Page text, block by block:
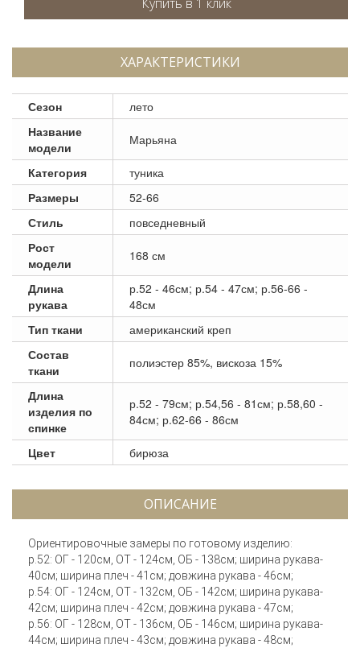
ХАРАКТЕРИСТИКИ
Сезон
лето
Название
модели
Марьяна
Категория
туника
Размеры
52-66
Стиль
повседневный
Рост
модели
168 см
Длина
рукава
р.52 - 46см; р.54 - 47см; р.56-66 -
48см
Тип ткани
американский креп
Состав
ткани
полиэстер 85%, вискоза 15%
Длина
изделия по
спинке
р.52 - 79см; р.54,56 - 81см; р.58,60 -
84см; р.62-66 - 86см
Цвет бирюза
ОПИСАНИЕ
Ориентировочные замеры по готовому изделию:
р.52: ОГ - 120см, ОТ - 124см, ОБ - 138см; ширина рукава-
40см; ширина плеч - 41см; довжина рукава - 46см;
р.54: ОГ - 124см, ОТ - 132см, ОБ - 142см; ширина рукава-
42см; ширина плеч - 42см; довжина рукава - 47см;
р.56: ОГ - 128см, ОТ - 136см, ОБ - 146см; ширина рукава-
44см; ширина плеч - 43см; довжина рукава - 48см;